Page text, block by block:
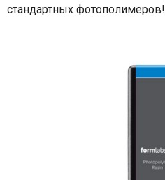
стандартных фотополимеров!